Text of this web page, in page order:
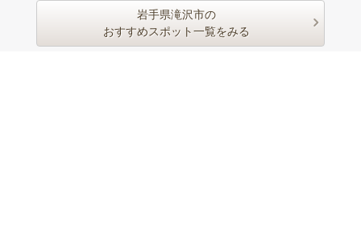
岩手県滝沢市の
おすすめスポット一覧をみる